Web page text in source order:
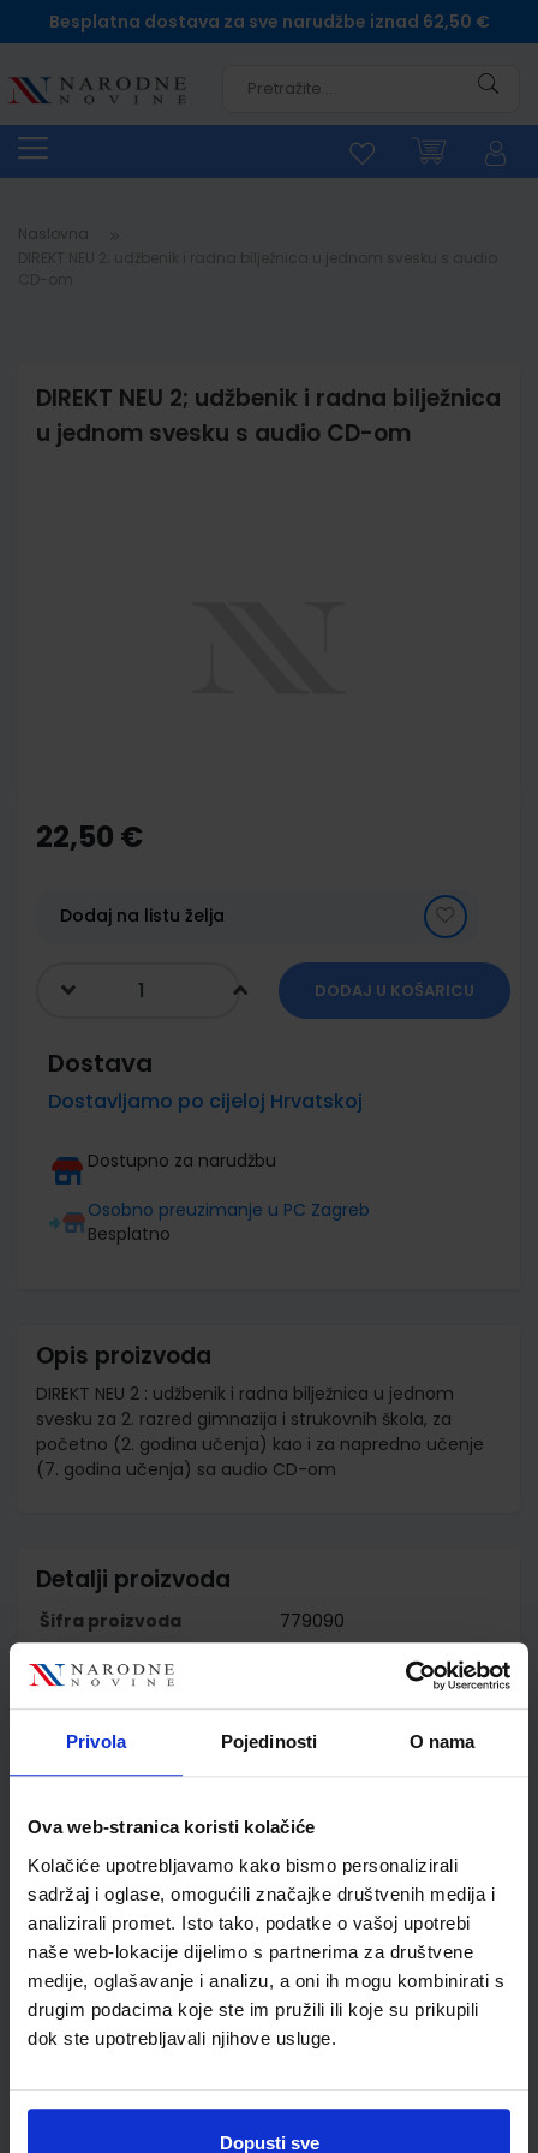
Privola Pojedinosti O nama
Ova web-stranica koristi kolačiće
Kolačiće upotrebljavamo kako bismo personalizirali
sadržaj i oglase, omogućili značajke društvenih medija i
analizirali promet. Isto tako, podatke o vašoj upotrebi
naše web-lokacije dijelimo s partnerima za društvene
medije, oglašavanje i analizu, a oni ih mogu kombinirati s
drugim podacima koje ste im pružili ili koje su prikupili
dok ste upotrebljavali njihove usluge.
Dopusti sve
Besplatna dostava za sve narudžbe iznad 62,50 €
Naslovna
DIREKT NEU 2; udžbenik i radna bilježnica
u jednom svesku s audio CD-om
the
beginning
gallery
22,50 €
Dodaj na listu želja
DODAJ U KOŠARICU
Dostava
Dostavljamo po cijeloj Hrvatskoj
Dostupno za narudžbu
Osobno preuzimanje u PC Zagreb
Besplatno
Opis proizvoda
DIREKT NEU 2 : udžbenik i radna bilježnica u jednom
svesku za 2. razred gimnazija i strukovnih škola, za
početno (2. godina učenja) kao i za napredno učenje
(7. godina učenja) sa audio CD-om
Detalji proizvoda
Šifra proizvoda
779090
Nakladnik
PROFIL KLETT d.o.o.
Autor
Motta Ćwikowska
Vomačkova Černć
Školski razred
Vrsta škole
4 GIMNAZIJA+STRUKOVN
Nastavni predmet
NJEMAČKI JEZIK
Reg br min
4805;5877;4807